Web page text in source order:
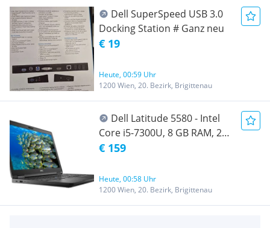
Dell SuperSpeed USB 3.0
Docking Station # Ganz neu
€ 19
Heute, 00:59 Uhr
1200 Wien, 20. Bezirk, Brigittenau
Dell Latitude 5580 - Intel
Core i5-7300U, 8 GB RAM, 256
GB SSD, 15.6" Full HD,
€ 159
Heute, 00:58 Uhr
1200 Wien, 20. Bezirk, Brigittenau